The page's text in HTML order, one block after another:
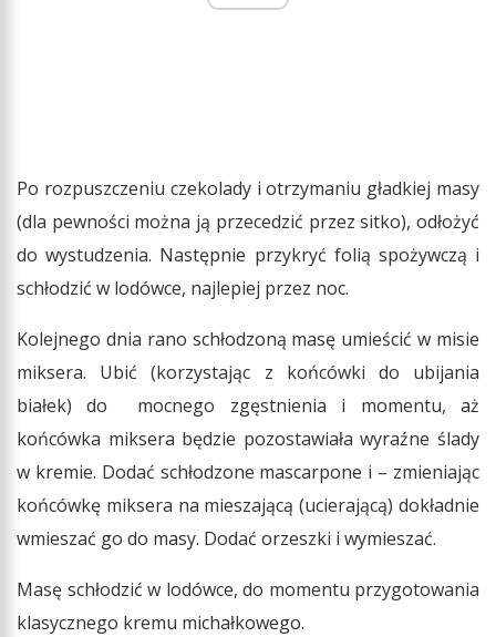
Po rozpuszczeniu czekolady i otrzymaniu gładkiej masy
(dla pewności można ją przecedzić przez sitko), odłożyć
do wystudzenia. Następnie przykryć folią spożywczą i
schłodzić w lodówce, najlepiej przez noc.
Kolejnego dnia rano schłodzoną masę umieścić w misie
miksera. Ubić (korzystając z końcówki do ubijania
białek) do mocnego zgęstnienia i momentu, aż
końcówka miksera będzie pozostawiała wyraźne ślady
w kremie. Dodać schłodzone mascarpone i – zmieniając
końcówkę miksera na mieszającą (ucierającą) dokładnie
wmieszać go do masy. Dodać orzeszki i wymieszać.
Masę schłodzić w lodówce, do momentu przygotowania
klasycznego kremu michałkowego.